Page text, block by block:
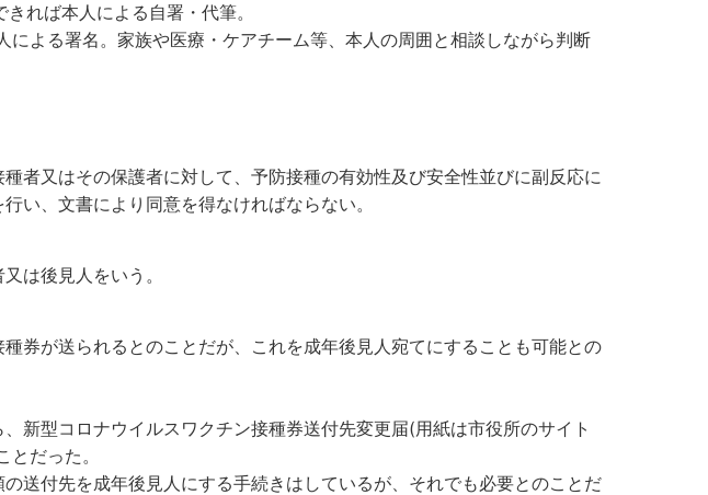
れば本人による自署・代筆。
よる署名。家族や医療・ケアチーム等、本人の周囲と相談しながら判断
者又はその保護者に対して、予防接種の有効性及び安全性並びに副反応に
い、文書により同意を得なければならない。
は後見人をいう。
券が送られるとのことだが、これを成年後見人宛てにすることも可能との
新型コロナウイルスワクチン接種券送付先変更届(用紙は市役所のサイト
だった。
送付先を成年後見人にする手続きはしているが、それでも必要とのことだ